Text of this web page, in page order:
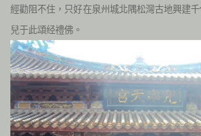
經勸阻不住，只好在泉州城北隅松灣古地興建
兒于此頌经禮佛。